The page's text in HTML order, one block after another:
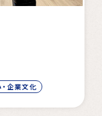
企業文化